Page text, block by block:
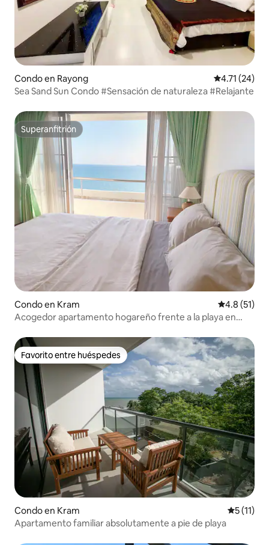
Condo en Rayong Calificación
4.71 (24)
Sea Sand Sun Condo #Sensación de naturaleza #Relajante
Superanfitrión
Superanfitrión
Condo en Kram Calificación
4.8 (51)
Acogedor apartamento hogareño frente a la playa en
Favorito entre huéspedes
Favorito entre huéspedes
Condo en Kram
5 (11)
Apartamento familiar absolutamente a pie de playa